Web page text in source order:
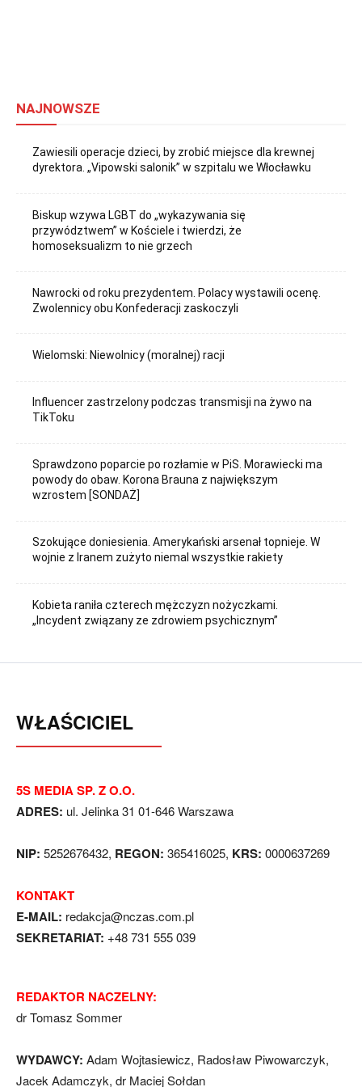
NAJNOWSZE
Zawiesili operacje dzieci, by zrobić miejsce dla krewnej
dyrektora. „Vipowski salonik” w szpitalu we Włocławku
Biskup wzywa LGBT do „wykazywania się
przywództwem” w Kościele i twierdzi, że
homoseksualizm to nie grzech
Nawrocki od roku prezydentem. Polacy wystawili ocenę.
Zwolennicy obu Konfederacji zaskoczyli
Wielomski: Niewolnicy (moralnej) racji
Influencer zastrzelony podczas transmisji na żywo na
TikToku
Sprawdzono poparcie po rozłamie w PiS. Morawiecki ma
powody do obaw. Korona Brauna z największym
wzrostem [SONDAŻ]
Szokujące doniesienia. Amerykański arsenał topnieje. W
wojnie z Iranem zużyto niemal wszystkie rakiety
Kobieta raniła czterech mężczyzn nożyczkami.
„Incydent związany ze zdrowiem psychicznym”
WŁAŚCICIEL
5S MEDIA SP. Z O.O.
ADRES: ul. Jelinka 31 01-646 Warszawa
NIP: 5252676432, REGON: 365416025, KRS: 0000637269
KONTAKT
E-MAIL: redakcja@nczas.com.pl
SEKRETARIAT: +48 731 555 039
REDAKTOR NACZELNY:
dr Tomasz Sommer
WYDAWCY: Adam Wojtasiewicz, Radosław Piwowarczyk,
Jacek Adamczyk, dr Maciej Sołdan